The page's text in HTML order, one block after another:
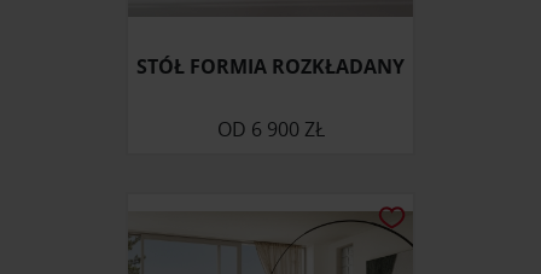
STÓŁ FORMIA ROZKŁADANY
OD 6 900 ZŁ